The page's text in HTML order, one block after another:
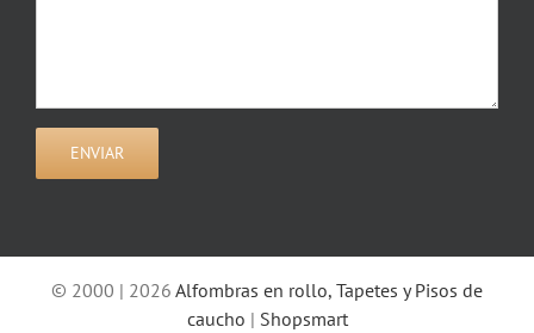
© 2000 | 2026 Alfombras en rollo, Tapetes y Pisos de
caucho | Shopsmart